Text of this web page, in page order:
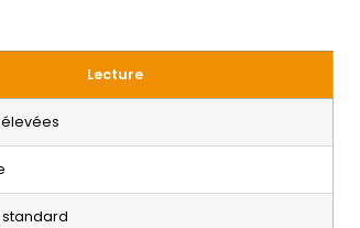
Lecture